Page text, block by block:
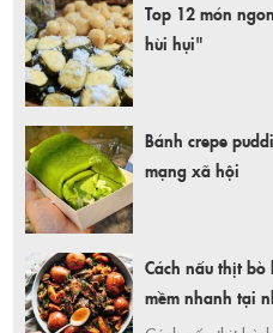
Top 12 món
hùi hụi"
Bánh crepe
mạng xã hội
Cách nấu thịt
mềm nhanh tại